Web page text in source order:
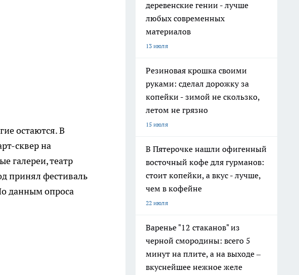
остаются. В
сквер на
галереи, театр
принял фестиваль
данным опроса
деревенские гении - лучше
любых современных
материалов
13 июля
Резиновая крошка своими
руками: сделал дорожку за
копейки - зимой не скользко,
летом не грязно
15 июля
В Пятерочке нашли офигенный
восточный кофе для гурманов:
стоит копейки, а вкус - лучше,
чем в кофейне
22 июля
Варенье "12 стаканов" из
черной смородины: всего 5
минут на плите, а на выходе –
вкуснейшее нежное желе